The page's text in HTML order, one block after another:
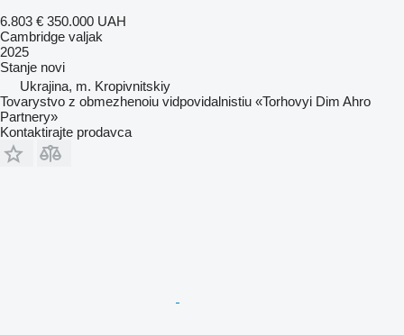
6.803 € 350.000 UAH
Cambridge valjak
2025
Stanje novi
Ukrajina, m. Kropivnitskiy
Tovarystvo z obmezhenoiu vidpovidalnistiu «Torhovyi Dim Ahro
Partnery»
Kontaktirajte prodavca